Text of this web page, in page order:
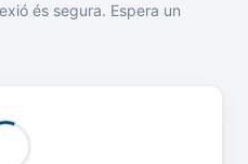
és segura. Espera un